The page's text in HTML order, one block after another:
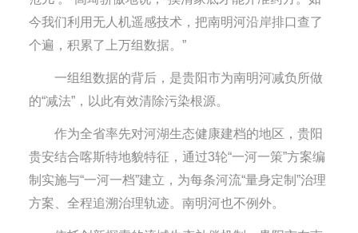
今我们利用无人机遥感技术，把南明河沿岸排口查了
个遍，积累了上万组数据。”
一组组数据的背后，是贵阳市为南明河减负所做
的“减法”，以此有效清除污染根源。
作为全省率先对河湖生态健康建档的地区，贵阳
贵安结合喀斯特地貌特征，通过3轮“一河一策”方案编
制实施与“一河一档”建立，为每条河流“量身定制”治理
方案、全程追溯治理轨迹。南明河也不例外。